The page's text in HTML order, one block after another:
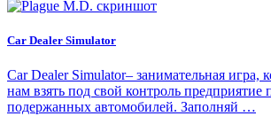
Car Dealer Simulator
Car Dealer Simulator– занимательная игра,
нам взять под свой контроль предприятие
подержанных автомобилей. Заполняй …